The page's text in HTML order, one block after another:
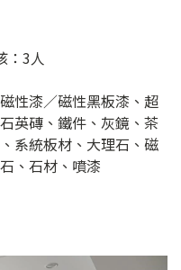
：3人
性漆／磁性黑板漆、超
英磚、鐵件、灰鏡、茶
系統板材、大理石、磁
、石材、噴漆